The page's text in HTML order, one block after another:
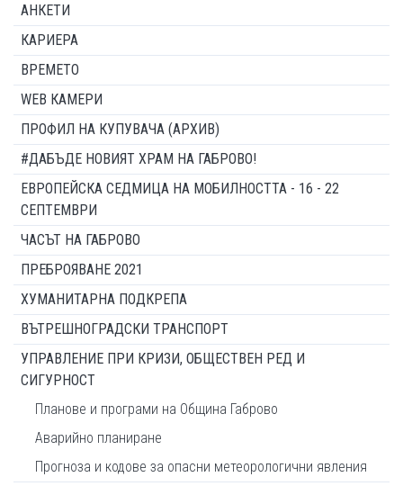
АНКЕТИ
КАРИЕРА
ВРЕМЕТО
WEB КАМЕРИ
ПРОФИЛ НА КУПУВАЧА (АРХИВ)
#ДАБЪДЕ НОВИЯТ ХРАМ НА ГАБРОВО!
ЕВРОПЕЙСКА СЕДМИЦА НА МОБИЛНОСТТА - 16 - 22
СЕПТЕМВРИ
ЧАСЪТ НА ГАБРОВО
ПРЕБРОЯВАНЕ 2021
ХУМАНИТАРНА ПОДКРЕПА
ВЪТРЕШНОГРАДСКИ ТРАНСПОРТ
УПРАВЛЕНИЕ ПРИ КРИЗИ, ОБЩЕСТВЕН РЕД И
СИГУРНОСТ
Планове и програми на Община Габрово
Аварийно планиране
Прогноза и кодове за опасни метеорологични явления